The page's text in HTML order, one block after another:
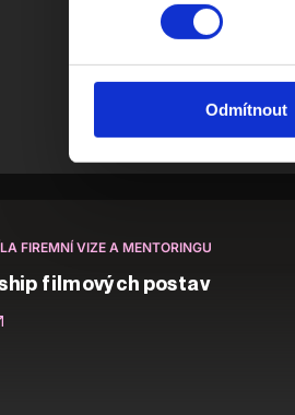
Odmítnout
FIREMNÍ VIZE A MENTORINGU
filmových postav